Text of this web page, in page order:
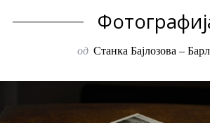
од Станка Бајлозова –